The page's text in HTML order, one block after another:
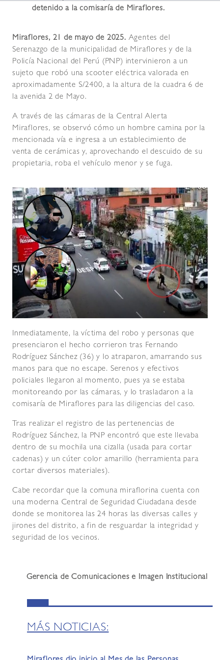
detenido a la comisaría de Miraflores.
Miraflores, 21 de mayo de 2025. Agentes del
Serenazgo de la municipalidad de Miraflores y de la
Policía Nacional del Perú (PNP) intervinieron a un
sujeto que robó una scooter eléctrica valorada en
aproximadamente S/2400, a la altura de la cuadra 6 de
la avenida 2 de Mayo.
A través de las cámaras de la Central Alerta
Miraflores, se observó cómo un hombre camina por la
mencionada vía e ingresa a un establecimiento de
venta de cerámicas y, aprovechando el descuido de su
propietaria, roba el vehículo menor y se fuga.
Inmediatamente, la víctima del robo y personas que
presenciaron el hecho corrieron tras Fernando
Rodríguez Sánchez (36) y lo atraparon, amarrando sus
manos para que no escape. Serenos y efectivos
policiales llegaron al momento, pues ya se estaba
monitoreando por las cámaras, y lo trasladaron a la
comisaría de Miraflores para las diligencias del caso.
Tras realizar el registro de las pertenencias de
Rodríguez Sánchez, la PNP encontró que este llevaba
dentro de su mochila una cizalla (usada para cortar
cadenas) y un cúter color amarillo (herramienta para
cortar diversos materiales).
Cabe recordar que la comuna miraflorina cuenta con
una moderna Central de Seguridad Ciudadana desde
donde se monitorea las 24 horas las diversas calles y
jirones del distrito, a fin de resguardar la integridad y
seguridad de los vecinos.
Gerencia de Comunicaciones e Imagen Institucional
MÁS NOTICIAS: